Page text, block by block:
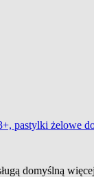
pastylki żelowe
domyślną więcej